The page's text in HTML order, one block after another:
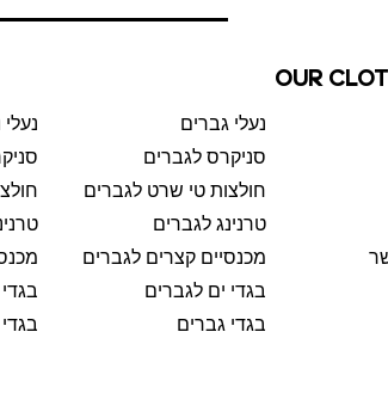
OUR
נעלי גברים
סניקרס לגברים
חולצות טי שרט לגברים
טרנינג לגברים
מכנסיים קצרים לגברים
בגדי ים לגברים
בגדי גברים